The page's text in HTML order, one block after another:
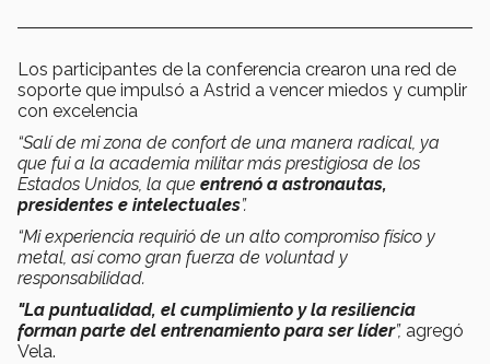
Los participantes de la conferencia crearon una red de
soporte que impulsó a Astrid a vencer miedos y cumplir
con excelencia
“Salí de mi zona de confort de una manera radical, ya
que fui a la academia militar más prestigiosa de los
Estados Unidos, la que entrenó a astronautas,
presidentes e intelectuales”.
“Mi experiencia requirió de un alto compromiso físico y
metal, así como gran fuerza de voluntad y
responsabilidad.
"La puntualidad, el cumplimiento y la resiliencia
forman parte del entrenamiento para ser líder”, agregó
Vela.